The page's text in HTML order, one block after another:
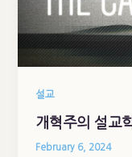
설교
개혁주의 설교
February 6, 2024